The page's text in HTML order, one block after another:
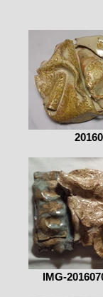
IMG-